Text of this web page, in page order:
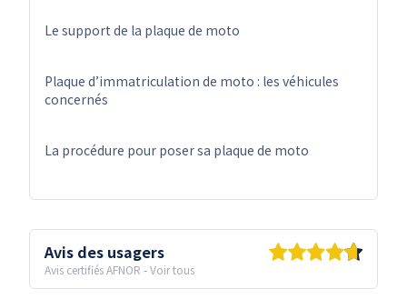
Le support de la plaque de moto
Plaque d’immatriculation de moto : les véhicules
concernés
La procédure pour poser sa plaque de moto
Avis des usagers
Avis certifiés AFNOR -Voir tous